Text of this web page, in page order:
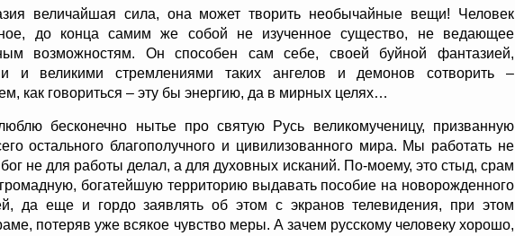
величайшая сила, она может творить необычайные вещи! Человек
до конца самим же собой не изученное существо, не ведающее
возможностям. Он способен сам себе, своей буйной фантазией,
и великими стремлениями таких ангелов и демонов сотворить –
как говориться – эту бы энергию, да в мирных целях…
бесконечно нытье про святую Русь великомученицу, призванную
остального благополучного и цивилизованного мира. Мы работать не
не для работы делал, а для духовных исканий. По-моему, это стыд, срам
богатейшую территорию выдавать пособие на новорожденного
да еще и гордо заявлять об этом с экранов телевидения, при этом
потеряв уже всякое чувство меры. А зачем русскому человеку хорошо,